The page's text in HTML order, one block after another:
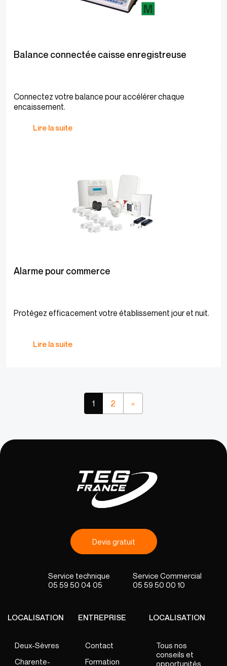
Balance connectée caisse enregistreuse
Connectez votre balance pour accélérer chaque
encaissement.
Lire la suite
Alarme pour commerce
Protégez efficacement votre établissement jour et nuit.
Lire la suite
1 2 »
Devis gratuit
05 59 50 04 05
05 59 50 00 10
LOCALISATION
Deux-Sèvres
Charente-
ENTREPRISE
Contact
Formation
LOCALISATION
Tous nos
conseils et
opportunités